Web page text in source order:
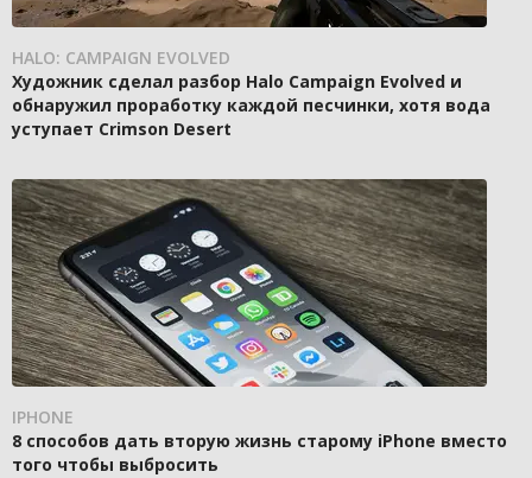
HALO: CAMPAIGN EVOLVED
Художник сделал разбор Halo Campaign Evolved и
обнаружил проработку каждой песчинки, хотя вода
уступает Crimson Desert
IPHONE
8 способов дать вторую жизнь старому iPhone вместо
того чтобы выбросить